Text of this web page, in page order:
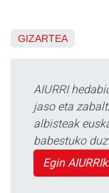
GIZARTEA
AIURRI
jaso eta
albisteak
babestuko
Egin